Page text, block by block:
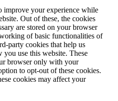
improve your experience while
Out of these, the cookies
are stored on your browser
of basic functionalities of
party cookies that help us
you use this website. These
browser only with your
to opt-out of these cookies.
cookies may affect your